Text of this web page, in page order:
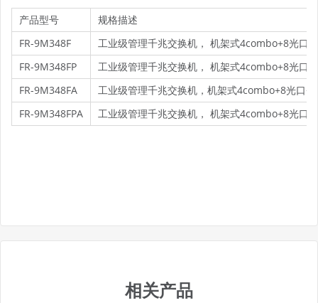
产品型号
规格描述
FR-9M348F
工业级管理千兆交换机， 机架式4combo+8光口
FR-9M348FP
工业级管理千兆交换机， 机架式4combo+8光口
FR-9M348FA
工业级管理千兆交换机，机架式4combo+8光口
FR-9M348FPA
工业级管理千兆交换机， 机架式4combo+8光口
相关产品